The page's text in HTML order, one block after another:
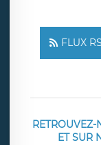
FLUX
RETROUVEZ-
ET SUR